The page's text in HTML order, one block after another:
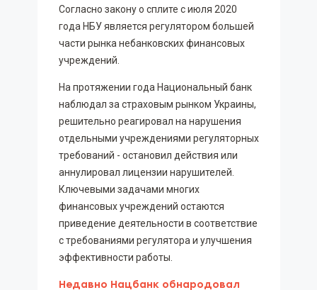
Согласно закону о сплите с июля 2020
года НБУ является регулятором большей
части рынка небанковских финансовых
учреждений.
На протяжении года Национальный банк
наблюдал за страховым рынком Украины,
решительно реагировал на нарушения
отдельными учреждениями регуляторных
требований - остановил действия или
аннулировал лицензии нарушителей.
Ключевыми задачами многих
финансовых учреждений остаются
приведение деятельности в соответствие
с требованиями регулятора и улучшения
эффективности работы.
Недавно Нацбанк обнародовал